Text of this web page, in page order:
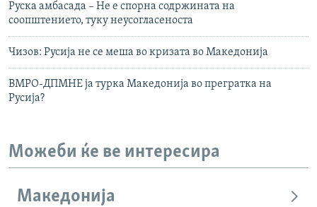
Руска амбасада – Не е спорна содржината на
соопштението, туку неусогласеноста
Чизов: Русија не се меша во кризата во Македонија
ВМРО-ДПМНЕ ја турка Македонија во прегратка на
Русија?
Можеби ќе ве интересира
Македонија